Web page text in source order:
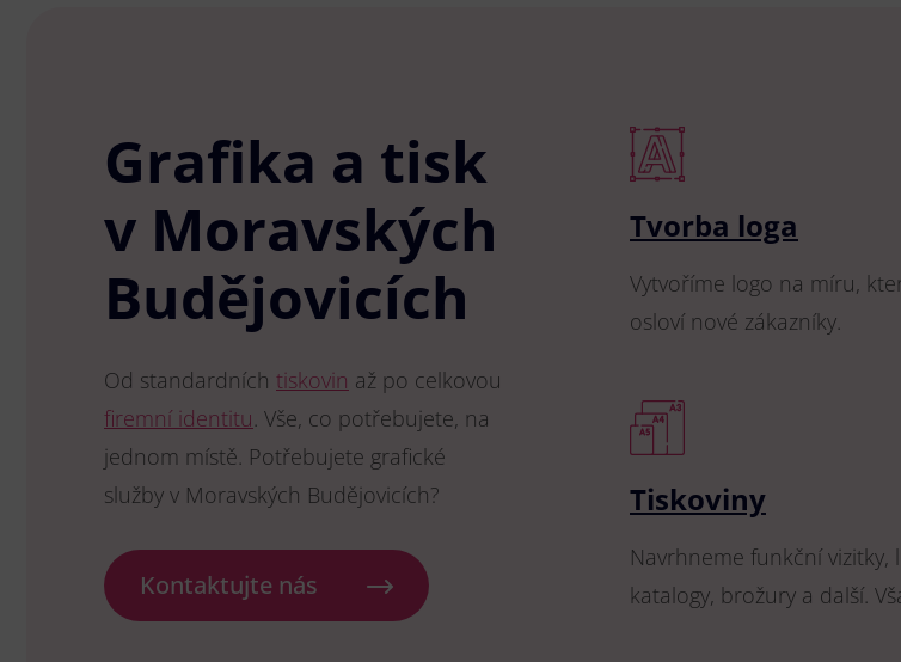
Grafika a tisk
v Moravských
Budějovicích
Od standardních tiskovin až po celkovou
firemní identitu. Vše, co potřebujete, na
jednom místě. Potřebujete grafické
služby v Moravských Budějovicích?
Kontaktujte nás
Tvorba loga
Vytvoříme logo na míru,
osloví nové zákazníky.
Tiskoviny
Navrhneme funkční vizitky,
katalogy, brožury a další.